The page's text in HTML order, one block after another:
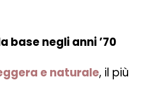
negli anni ’70
e naturale, il più